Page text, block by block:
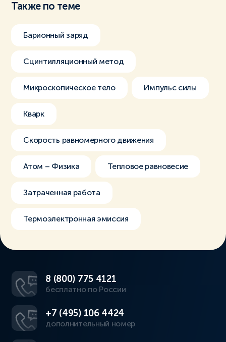
Также по теме
Барионный заряд
Сцинтилляционный метод
Микроскопическое тело Импульс силы
Кварк
Скорость равномерного движения
Атом – Физика Тепловое равновесие
Затраченная работа
Термоэлектронная эмиссия
8 (800) 775 4121
бесплатно по России
+7 (495) 106 4424
дополнительный номер